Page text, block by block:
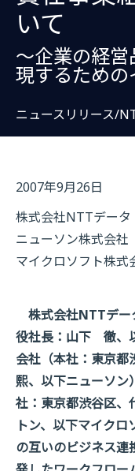
いて
〜企業の経
現するため
ニュースリリース/
2007年9月26日
株式会社NTTデータ
ニューソン株式会社
マイクロソフト株式
株式会社NTTデー
役社長：山下 徹、
会社（本社：東京
熙、以下ニューソン
社：東京都渋谷区
トン、以下マイク
の互いのビジネス